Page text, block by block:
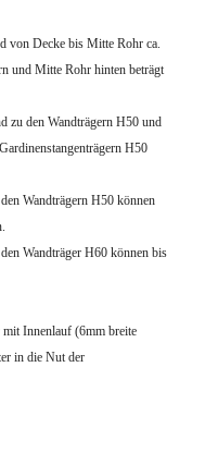
Decke bis Mitte Rohr ca.
und Mitte Rohr hinten beträgt
Wandträgern H50 und
H50
Wandträgern H50 können
Wandträger H60 können bis
mit Innenlauf (6mm breite
in die Nut der